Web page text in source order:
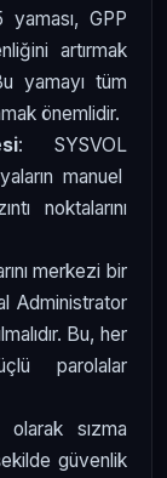
GPP
artırmak
yamayı tüm
önemlidir.
: SYSVOL
manuel
noktalarını
merkezi bir
Administrator
Bu, her
parolalar
sızma
güvenlik